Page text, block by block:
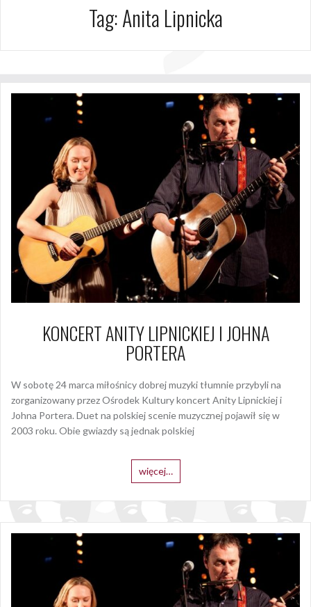
Tag:Anita Lipnicka
KONCERT ANITY LIPNICKIEJ I JOHNA
PORTERA
W sobotę 24 marca miłośnicy dobrej muzyki tłumnie przybyli na
zorganizowany przez Ośrodek Kultury koncert Anity Lipnickiej i
Johna Portera. Duet na polskiej scenie muzycznej pojawił się w
2003 roku. Obie gwiazdy są jednak polskiej
więcej…